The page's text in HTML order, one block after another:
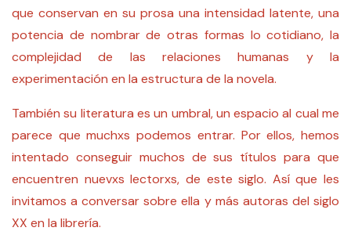
que conservan en su prosa una intensidad latente, una
potencia de nombrar de otras formas lo cotidiano, la
complejidad de las relaciones humanas y la
experimentación en la estructura de la novela.
También su literatura es un umbral, un espacio al cual me
parece que muchxs podemos entrar. Por ellos, hemos
intentado conseguir muchos de sus títulos para que
encuentren nuevxs lectorxs, de este siglo. Así que les
invitamos a conversar sobre ella y más autoras del siglo
XX en la librería.